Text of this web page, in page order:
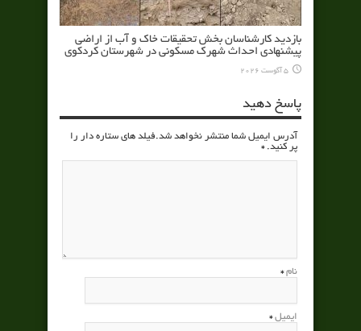
بازدید کارشناسان بخش تحقیقات خاک و آب از اراضی
پیشنهادی احداث شهرک مسکونی در شهرستان کردکوی
5 آگوست 2026
پاسخ دهید
آدرس ایمیل شما منتشر نخواهد شد.فیلد های ستاره دار را
پر کنید.*
نام *
ایمیل *